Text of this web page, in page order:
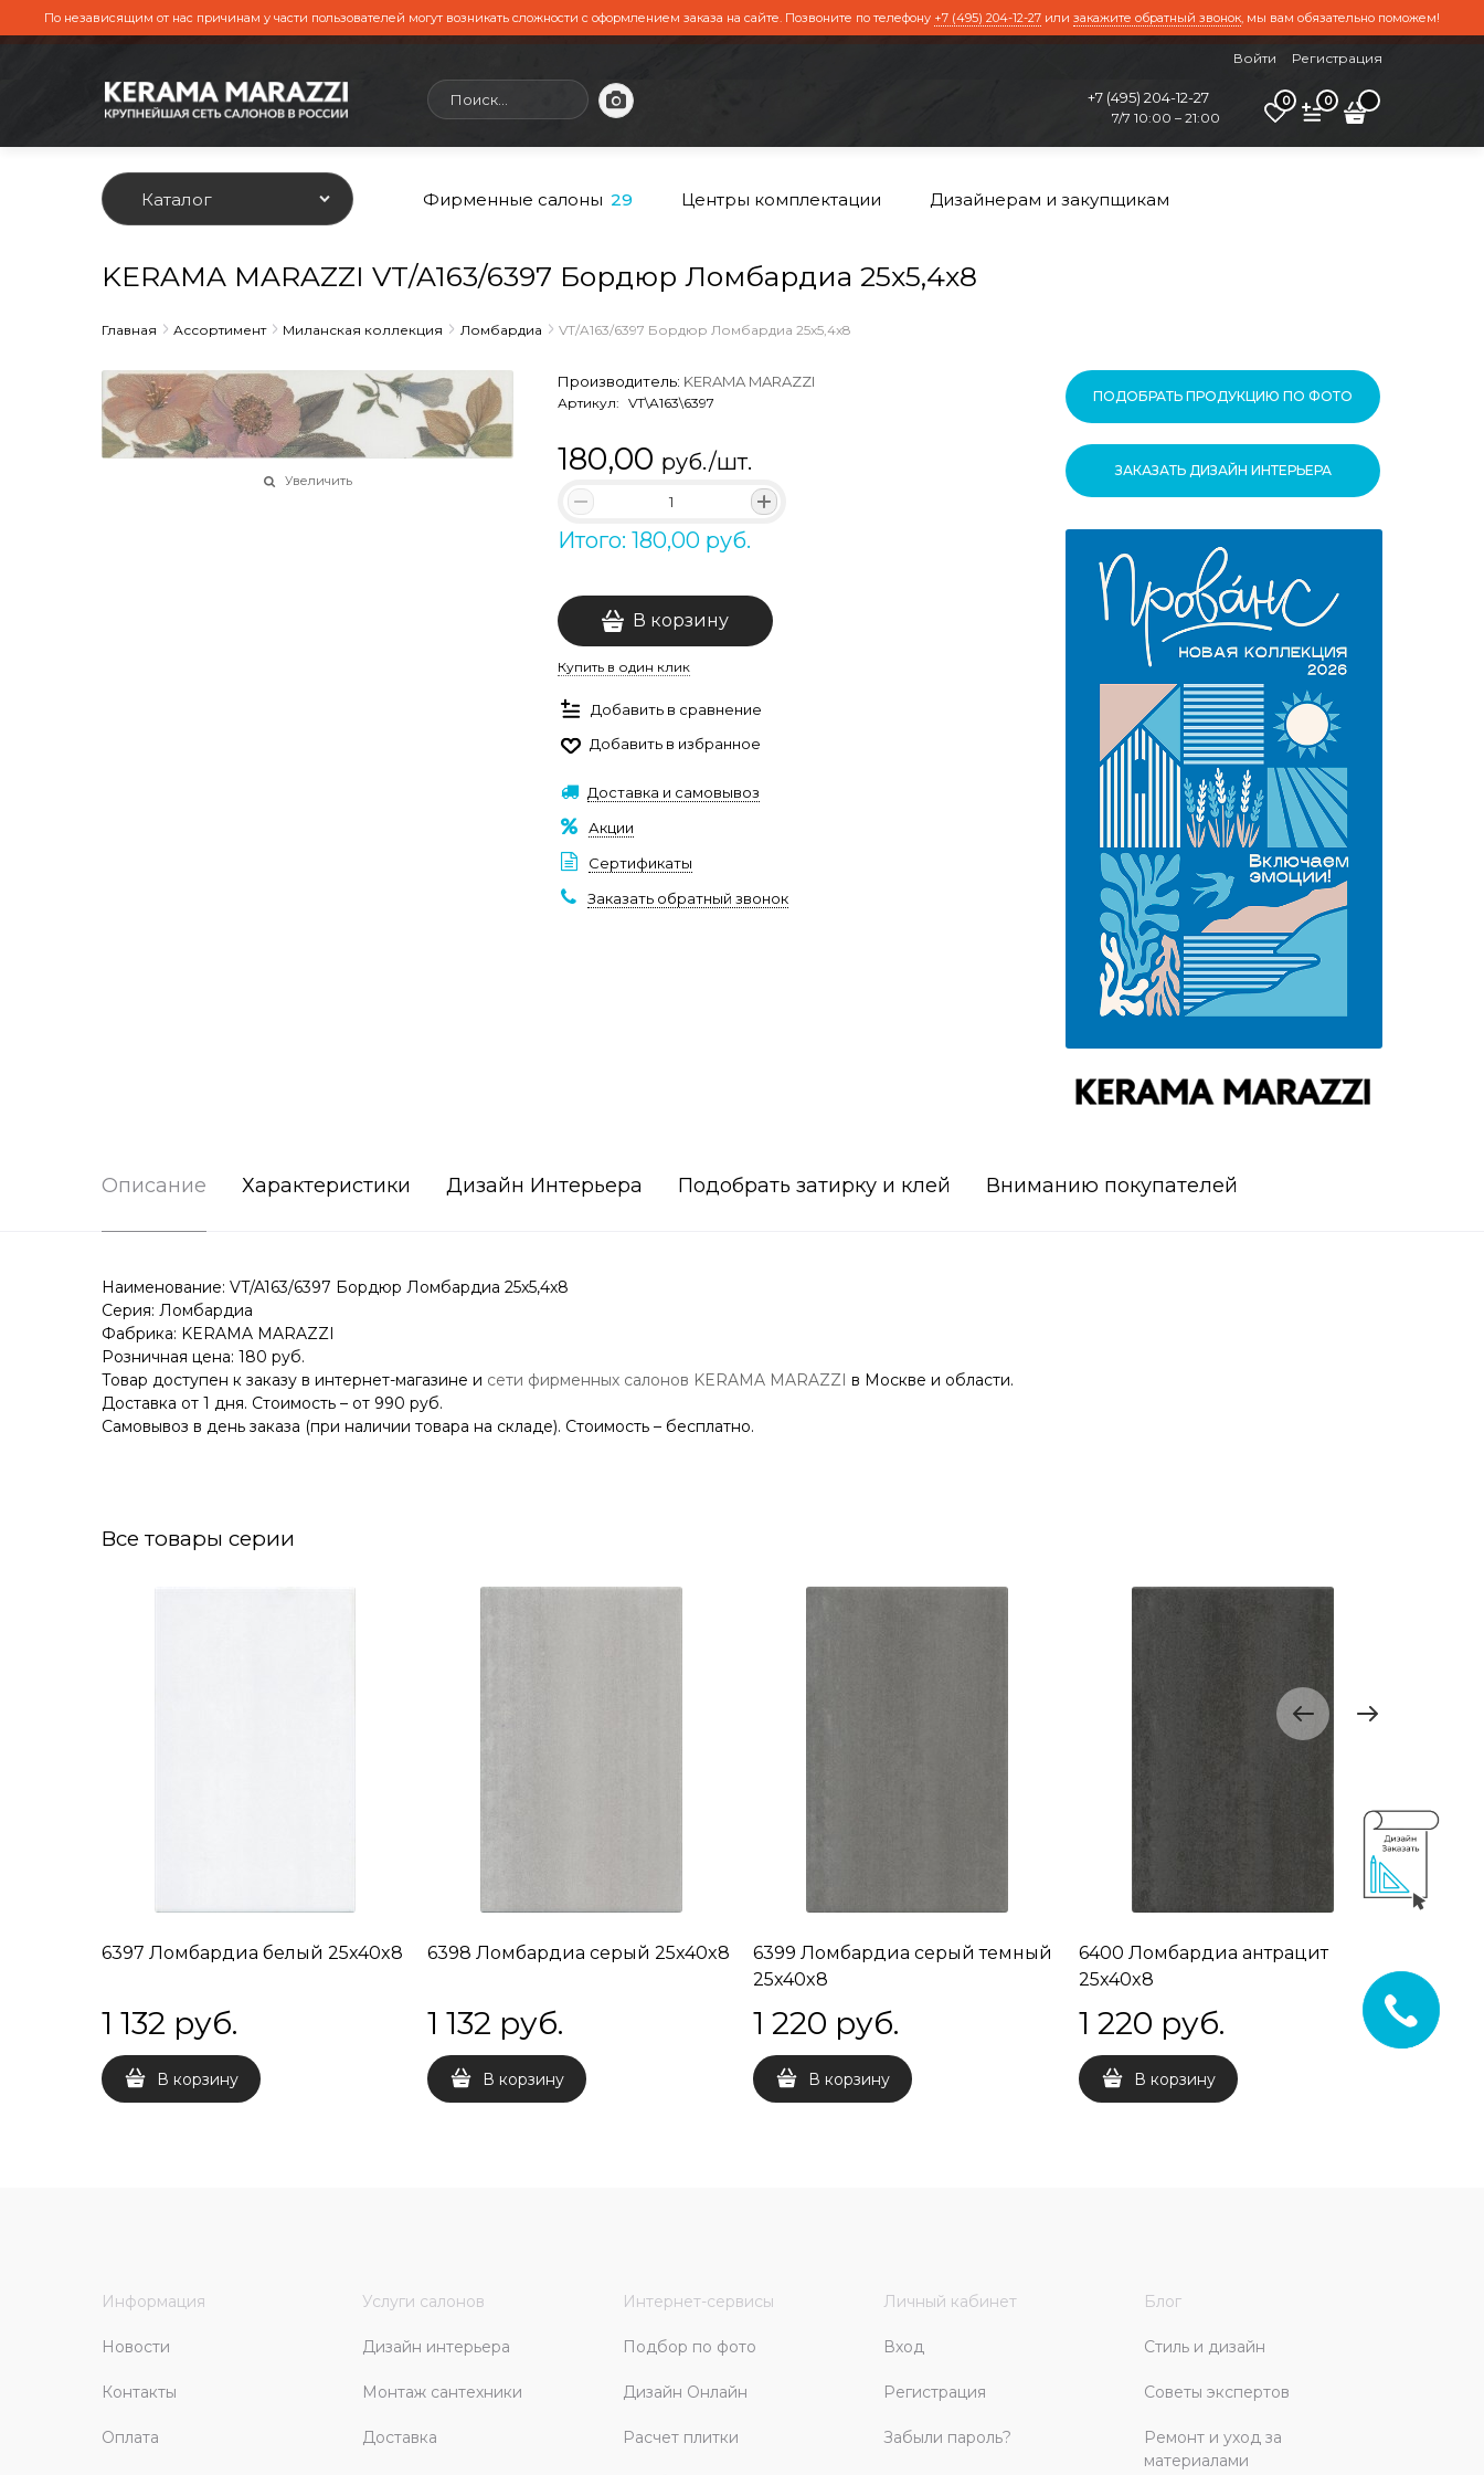
По независящим от нас причинам у части пользователей могут возникать сложности с оформлением заказа на сайте. Позвоните по телефону +7 (495) 204-12-27 или закажите обратный звонок, мы вам обязательно поможем!
Войти Регистрация
+7 (495) 204-12-27
7/7 10:00 – 21:00
0 0
Каталог Фирменные салоны 29 Центры комплектации Дизайнерам и закупщикам
KERAMA MARAZZI VT/A163/6397 Бордюр Ломбардиа 25x5,4x8
Главная Ассортимент Миланская коллекция Ломбардиа VT/A163/6397 Бордюр Ломбардиа 25x5,4x8
Увеличить
Производитель: KERAMA MARAZZI
Артикул: VT\A163\6397
180,00 руб./шт.
Итого: 180,00 руб.
В корзину
Купить в один клик
Добавить в сравнение
Добавить в избранное
Доставка и самовывоз
Акции
Сертификаты
Заказать обратный звонок
ПОДОБРАТЬ ПРОДУКЦИЮ ПО ФОТО
ЗАКАЗАТЬ ДИЗАЙН ИНТЕРЬЕРА
Описание Характеристики Дизайн Интерьера Подобрать затирку и клей Вниманию покупателей
Наименование: VT/A163/6397 Бордюр Ломбардиа 25x5,4x8
Серия: Ломбардиа
Фабрика: KERAMA MARAZZI
Розничная цена: 180 руб.
Товар доступен к заказу в интернет-магазине и сети фирменных салонов KERAMA MARAZZI в Москве и области.
Доставка от 1 дня. Стоимость – от 990 руб.
Самовывоз в день заказа (при наличии товара на складе). Стоимость – бесплатно.
Все товары серии
6397 Ломбардиа белый 25x40x8
1 132 руб.
В корзину
6398 Ломбардиа серый 25x40x8
1 132 руб.
В корзину
6399 Ломбардиа серый темный
25x40x8
1 220 руб.
В корзину
6400 Ломбардиа антрацит
25x40x8
1 220 руб.
В корзину
25x40x8
1 132
Информация
Новости
Контакты
Оплата
Услуги салонов
Дизайн интерьера
Монтаж сантехники
Доставка
Интернет-сервисы
Подбор по фото
Дизайн Онлайн
Расчет плитки
Личный кабинет
Вход
Регистрация
Забыли пароль?
Блог
Стиль и дизайн
Советы экспертов
Ремонт и уход за
материалами